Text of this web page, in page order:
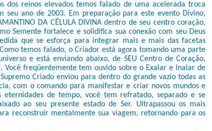
dos reinos elevados temos falado de uma acelerada troca
seu ano de 2003. Em preparação para este evento Divino,
DA CÉLULA DIVINA dentro de seu centro coração,
Semente fortalece e solidifica sua conexão com seu Deus
que se esforça para integrar mais e mais das facetas
temos falado, o Criador está agora tomando uma parte
e está enviando abaixo, de SEU Centro de Coração,
Você freqüentemente tem ouvido sobre o Exalar e Inalar de
Criado enviou para dentro do grande vazio todas as
com o comando para manifestar e criar novos mundos e
eternidades de tempo, você tem refratado, separado e se
ao seu presente estado de Ser. Ultrapassou os mais
reconstruir mentalmente sua viagem, retornando para os